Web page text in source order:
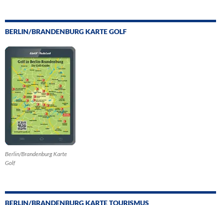
BERLIN/BRANDENBURG KARTE GOLF
Berlin/Brandenburg Karte
Golf
BERLIN/BRANDENBURG KARTE TOURISMUS